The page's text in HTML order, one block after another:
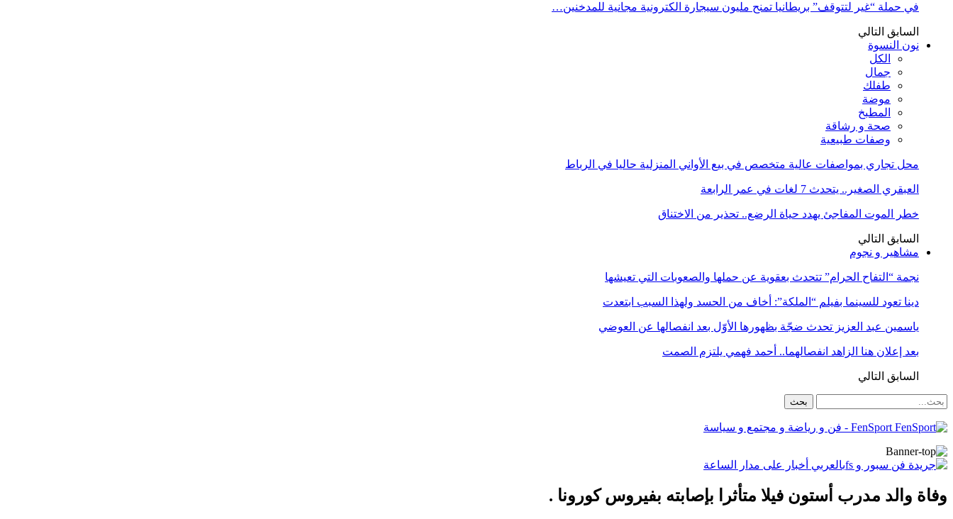
في حملة “غير لتتوقف” بريطانيا تمنح مليون سيجارة الكترونية مجانية للمدخنين…
السابق التالي
نون النسوة
الكل
جمال
طفلك
موضة
المطبخ
صحة و رشاقة
وصفات طبيعية
محل تجاري بمواصفات عالية متخصص في بيع الأواني المنزلية حاليا في الرباط
العبقري الصغير.. يتحدث 7 لغات في عمر الرابعة
خطر الموت المفاجئ يهدد حياة الرضع.. تحذير من الاختناق
السابق التالي
مشاهير و نجوم
نجمة “التفاح الحرام” تتحدث بعقوية عن حملها والصعوبات التي تعيشها
دينا تعود للسينما بفيلم “الملكة”: أخاف من الحسد ولهذا السبب ابتعدت
ياسمين عبد العزيز تحدث ضجّة بظهورها الأوّل بعد انفصالها عن العوضي
بعد إعلان هنا الزاهد انفصالهما.. أحمد فهمي يلتزم الصمت
السابق التالي
FenSport - فن و رياضة و مجتمع و سياسة
وفاة والد مدرب أستون فيلا متأثرا بإصابته بفيروس كورونا .